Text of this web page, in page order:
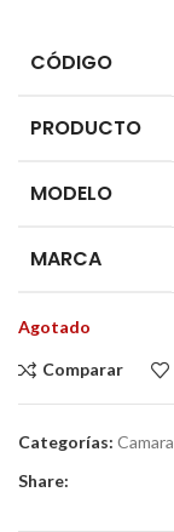
CÓDIGO
PRODUCTO
MODELO
MARCA
Agotado
Comparar
Categorías: Camara
Share: